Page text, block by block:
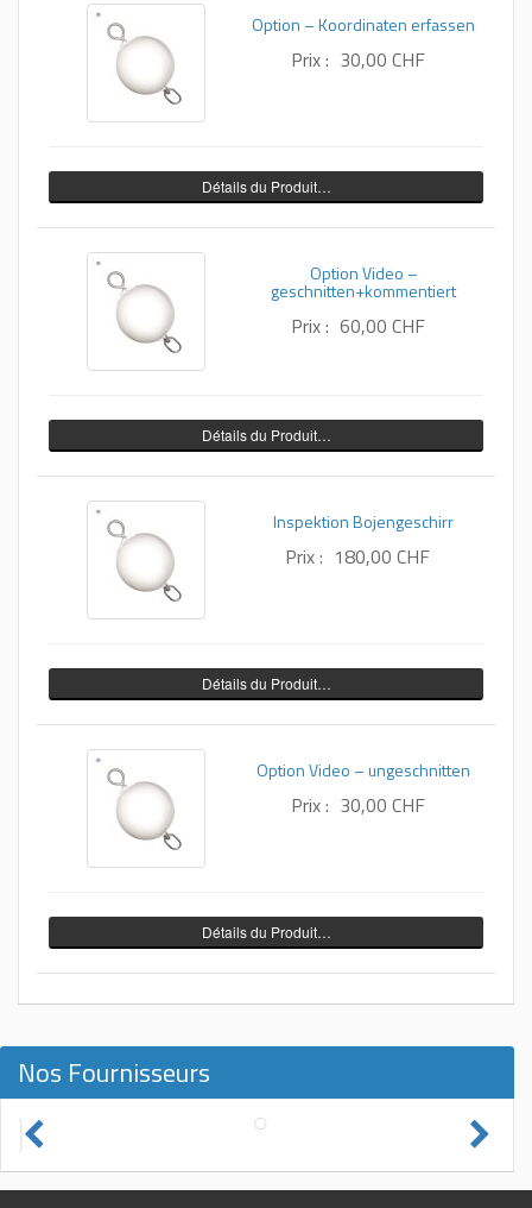
Option – Koordinaten erfassen
Prix : 30,00 CHF
Détails du Produit…
Option Video –
geschnitten+kommentiert
Prix : 60,00 CHF
Détails du Produit…
Inspektion Bojengeschirr
Prix : 180,00 CHF
Détails du Produit…
Option Video – ungeschnitten
Prix : 30,00 CHF
Détails du Produit…
Nos Fournisseurs